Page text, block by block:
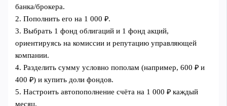
банка/брокера.
2. Пополнить его на 1 000 ₽.
3. Выбрать 1 фонд облигаций и 1 фонд акций,
ориентируясь на комиссии и репутацию управляющей
компании.
4. Разделить сумму условно пополам (например, 600 ₽ и
400 ₽) и купить доли фондов.
5. Настроить автопополнение счёта на 1 000 ₽ каждый
месяц.